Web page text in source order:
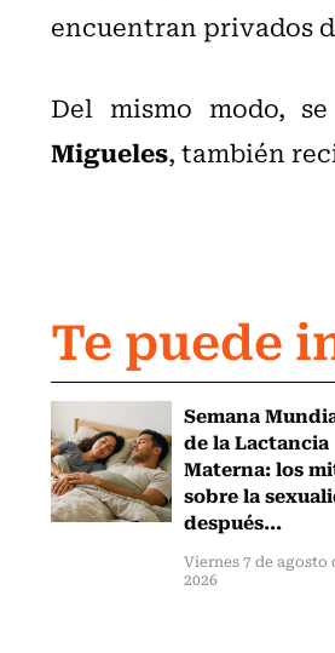
encuentran privados
Del mismo modo,
Migueles, también
Te puede
Semana
de la Lactancia
Materna: los
sobre la
después...
Viernes 7 de agosto
2026